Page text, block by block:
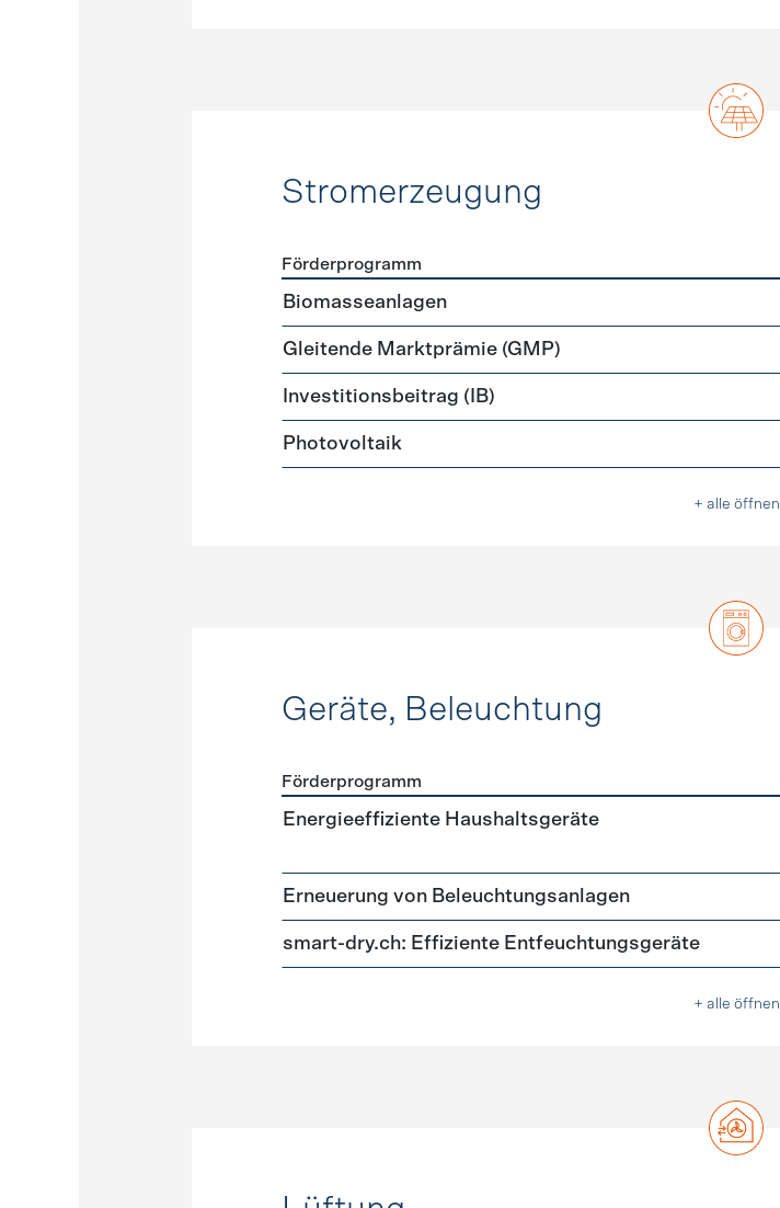
Stromerzeugung
Förderprogramme
Förderprogramm
Biomasseanlagen
Gleitende Marktprämie (GMP)
Investitionsbeitrag (IB)
Photovoltaik
+ alle öffnen
Geräte, Beleuchtung
Förderprogramme Geräte, Beleuchtung
Förderprogramm
Energieeffiziente Haushaltsgeräte
Erneuerung von Beleuchtungsanlagen
smart-dry.ch: Effiziente Entfeuchtungsgeräte
+ alle öffnen